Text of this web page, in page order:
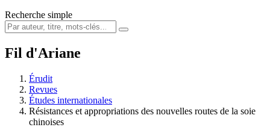
Recherche simple
Fil d'Ariane
Érudit
Revues
Études internationales
Résistances et appropriations des nouvelles routes de la soie
chinoises